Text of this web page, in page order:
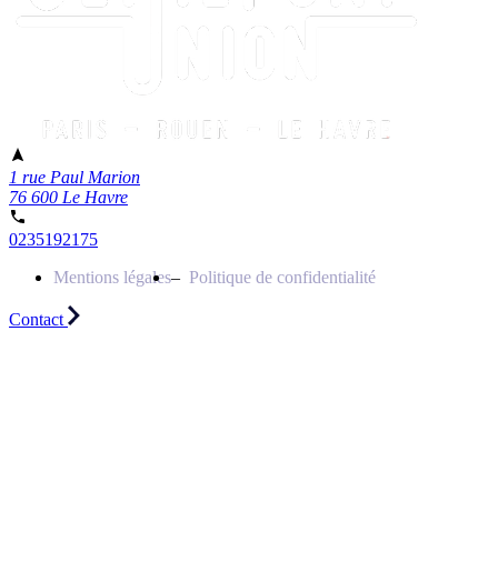
1 rue Paul Marion
76 600 Le Havre
0235192175
Mentions légales
Politique de confidentialité
Contact